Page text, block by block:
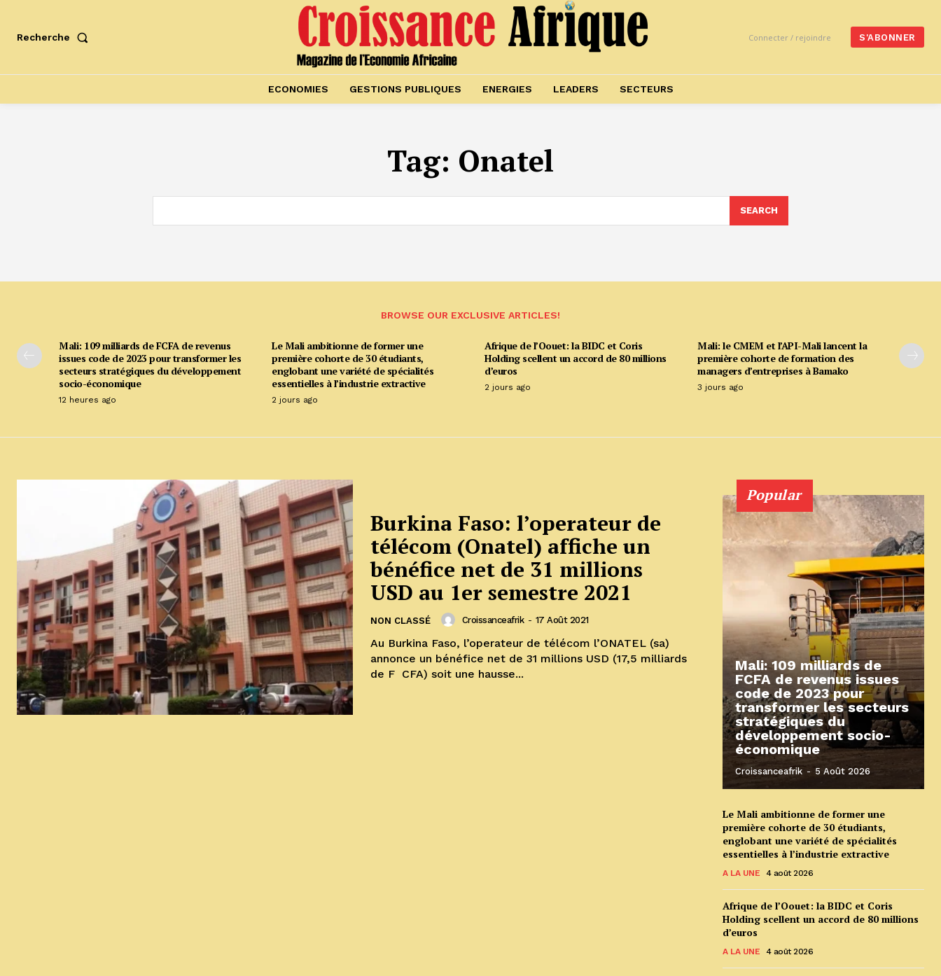
Recherche Connecter / rejoindre S'ABONNER
ECONOMIES GESTIONS PUBLIQUES ENERGIES LEADERS SECTEURS
Tag: Onatel
SEARCH
BROWSE OUR EXCLUSIVE ARTICLES!
Mali: 109 milliards de FCFA de revenus
issues code de 2023 pour transformer les
secteurs stratégiques du développement
socio-économique
12 heures ago
Le Mali ambitionne de former une
première cohorte de 30 étudiants,
englobant une variété de spécialités
essentielles à l’industrie extractive
2 jours ago
Afrique de l’Oouet: la BIDC et Coris
Holding scellent un accord de 80 millions
d’euros
2 jours ago
Mali: le CMEM et l’API-Mali lancent la
première cohorte de formation des
managers d’entreprises à Bamako
3 jours ago
Burkina Faso: l’operateur de
télécom (Onatel) affiche un
bénéfice net de 31 millions
USD au 1er semestre 2021
NON CLASSÉ Croissanceafrik - 17 Août 2021
Au Burkina Faso, l’operateur de télécom l’ONATEL (sa)
annonce un bénéfice net de 31 millions USD (17,5 milliards
de F CFA) soit une hausse...
Popular
Mali: 109 milliards de
FCFA de revenus issues
code de 2023 pour
transformer les secteurs
stratégiques du
développement socio-
économique
Croissanceafrik - 5 Août 2026
Le Mali ambitionne de former une
première cohorte de 30 étudiants,
englobant une variété de spécialités
essentielles à l’industrie extractive
A LA UNE 4 août 2026
Afrique de l’Oouet: la BIDC et Coris
Holding scellent un accord de 80 millions
d’euros
A LA UNE 4 août 2026